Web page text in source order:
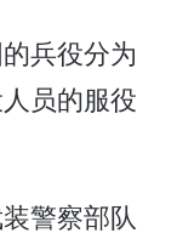
兵役分为
员的服役
警察部队